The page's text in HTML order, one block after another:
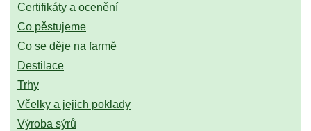
Certifikáty a ocenění
Co pěstujeme
Co se děje na farmě
Destilace
Trhy
Včelky a jejich poklady
Výroba sýrů